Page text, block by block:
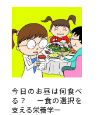
今日のお昼は何食べ
る？ ー食の選択を
支える栄養学ー